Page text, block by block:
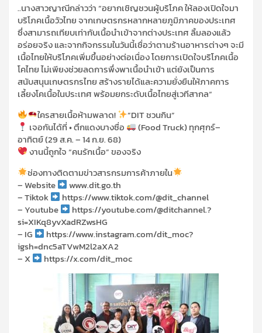
..นางสาวญาณีกล่าวว่า “อยากเชิญชวนผู้บริโภค ให้ลองเปิดใจมา
บริโภคเนื้อวัวไทย จากเกษตรกรหลากหลายภูมิภาคของประเทศ
ซึ่งสามารถเทียบเท่ากับเนื้อนำเข้าจากต่างประเทศ ลิ้มลองแล้ว
อร่อยจริง และจากกิจกรรมในวันนี้เชื่อว่าตามร้านอาหารต่างๆ จะมี
เนื้อไทยให้บริโภคเพิ่มขึ้นอย่างต่อเนื่อง โดยการเปิดใจบริโภคเนื้อ
โคไทย ไม่เพียงช่วยลดการพึ่งพาเนื้อนำเข้า แต่ยังเป็นการ
สนับสนุนเกษตรกรไทย สร้างรายได้และความยั่งยืนให้ภาคการ
เลี้ยงโคเนื้อในประเทศ พร้อมยกระดับเนื้อไทยสู่เวทีสากล“
ใครสายเนื้อห้ามพลาด!
”DIT ชวนกิน”
เจอกันได้ที่ • ตึกแดงบางซื่อ
(Food Truck) ทุกศุกร์–
อาทิตย์ (29 ส.ค. – 14 ก.ย. 68)
งานนี้ถูกใจ “คนรักเนื้อ” ของจริง
ช่องทางติดตามข่าวสารกรมการค้าภายใน
– Website
www.dit.go.th
– Tiktok
https://www.tiktok.com/@dit_channel
– Youtube
https://youtube.com/@ditchannel.?
si=XIKq8yvXadRZwsHG
– IG
https://www.instagram.com/dit_moc?
igsh=dnc5aTVwM2l2aXA2
– X
https://x.com/dit_moc